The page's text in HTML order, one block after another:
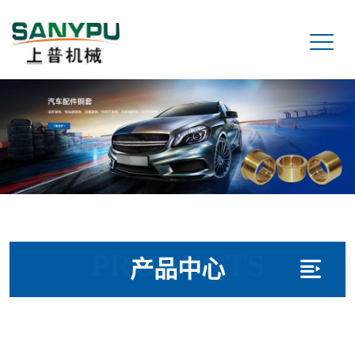
产品中心
PRODUCTS